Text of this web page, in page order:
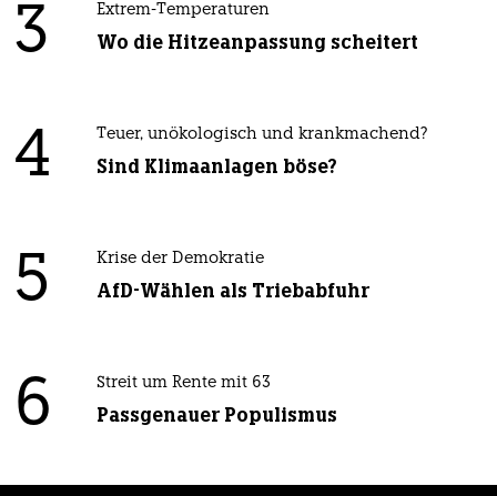
3 Extrem-Temperaturen
Wo die Hitzeanpassung scheitert
4 Teuer, unökologisch und krankmachend?
Sind Klimaanlagen böse?
5 Krise der Demokratie
AfD-Wählen als Triebabfuhr
6 Streit um Rente mit 63
Passgenauer Populismus